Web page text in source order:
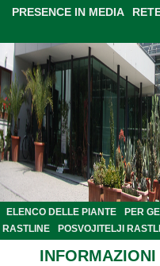
PRESENCE IN MEDIA
ELENCO DELLE PIANTE PER
RASTLINE
POSVOJITELJI